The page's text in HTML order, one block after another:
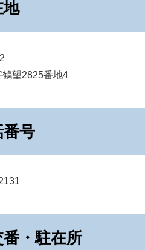
地
望2825番地4
番号
・駐在所